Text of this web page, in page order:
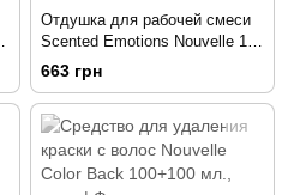
Отдушка для рабочей смеси
Scented Emotions Nouvelle 15
мл.
663 грн